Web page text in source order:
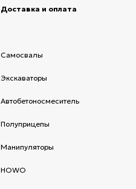
Доставка и оплата
Cамосвалы
Экскаваторы
Автобетоносмеситель
Полуприцепы
Манипуляторы
HOWO